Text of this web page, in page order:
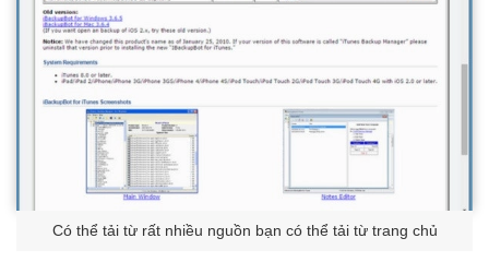
Có thể tải từ rất nhiều nguồn bạn có thể tải từ trang chủ